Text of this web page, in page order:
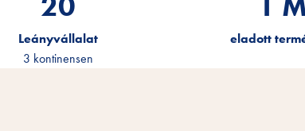
Leányvállalat
3 kontinensen
eladott